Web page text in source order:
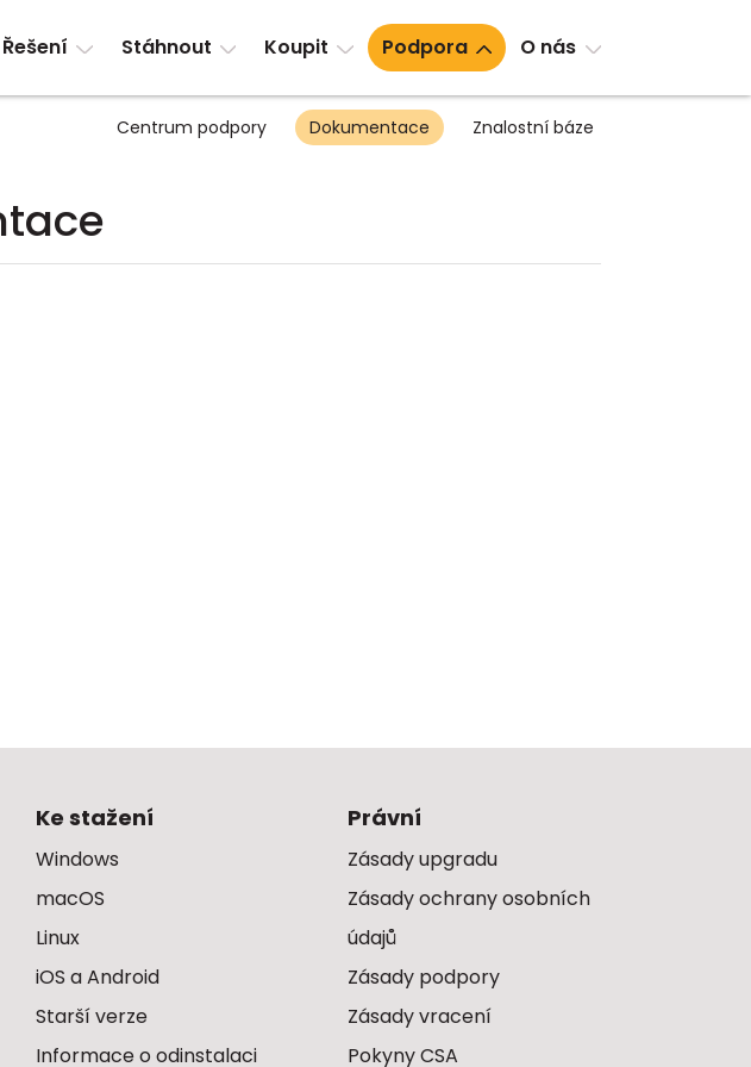
Řešení Stáhnout Koupit Podpora O nás
Centrum podpory Dokumentace Znalostní báze
Ke stažení
Windows
macOS
Linux
iOS a Android
Starší verze
Informace o odinstalaci
Právní
Zásady upgradu
Zásady ochrany osobních
údajů
Zásady podpory
Zásady vracení
Pokyny CSA